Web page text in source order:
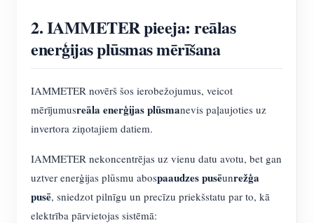
2. IAMMETER pieeja: reālas
enerģijas plūsmas mērīšana
IAMMETER novērš šos ierobežojumus, veicot
mērījumusreāla enerģijas plūsmanevis paļaujoties uz
invertora ziņotajiem datiem.
IAMMETER nekoncentrējas uz vienu datu avotu, bet gan
uztver enerģijas plūsmu abospaaudzes pusēunrežģa
pusē, sniedzot pilnīgu un precīzu priekšstatu par to, kā
elektrība pārvietojas sistēmā: